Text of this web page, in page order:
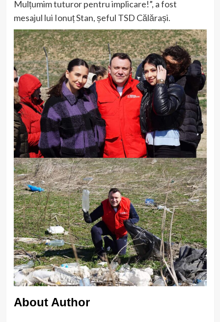
Mulțumim tuturor pentru implicare!”, a fost
mesajul lui Ionuț Stan, șeful TSD Călărași.
About Author